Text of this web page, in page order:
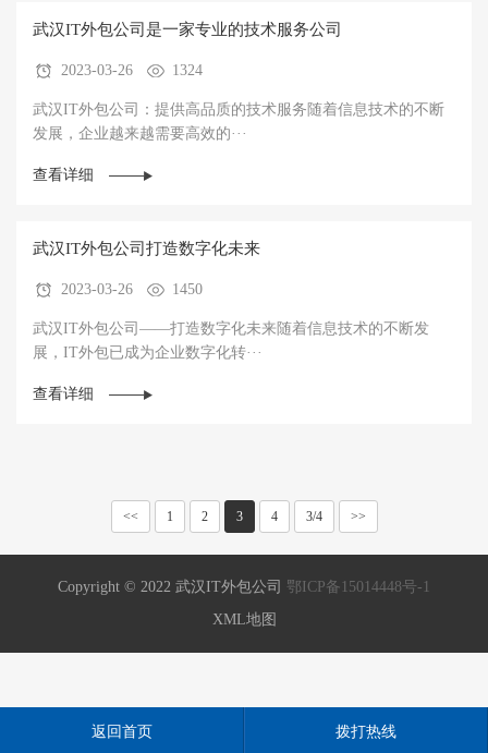
武汉IT外包公司是一家专业的技术服务公司
2023-03-26 1324
武汉IT外包公司：提供高品质的技术服务随着信息技术的不断
发展，企业越来越需要高效的···
查看详细
武汉IT外包公司打造数字化未来
2023-03-26 1450
武汉IT外包公司——打造数字化未来随着信息技术的不断发
展，IT外包已成为企业数字化转···
查看详细
<< 1 2 3 4 3/4 >>
Copyright © 2022 武汉IT外包公司 鄂ICP备15014448号-1
XML地图
返回首页 拨打热线